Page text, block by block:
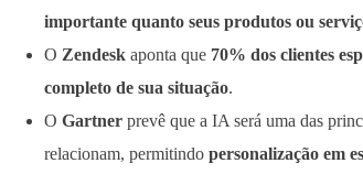
importante quanto seus produtos ou
O Zendesk aponta que 70% dos clientes
completo de sua situação.
O Gartner prevê que a IA será uma das
relacionam, permitindo personalização em